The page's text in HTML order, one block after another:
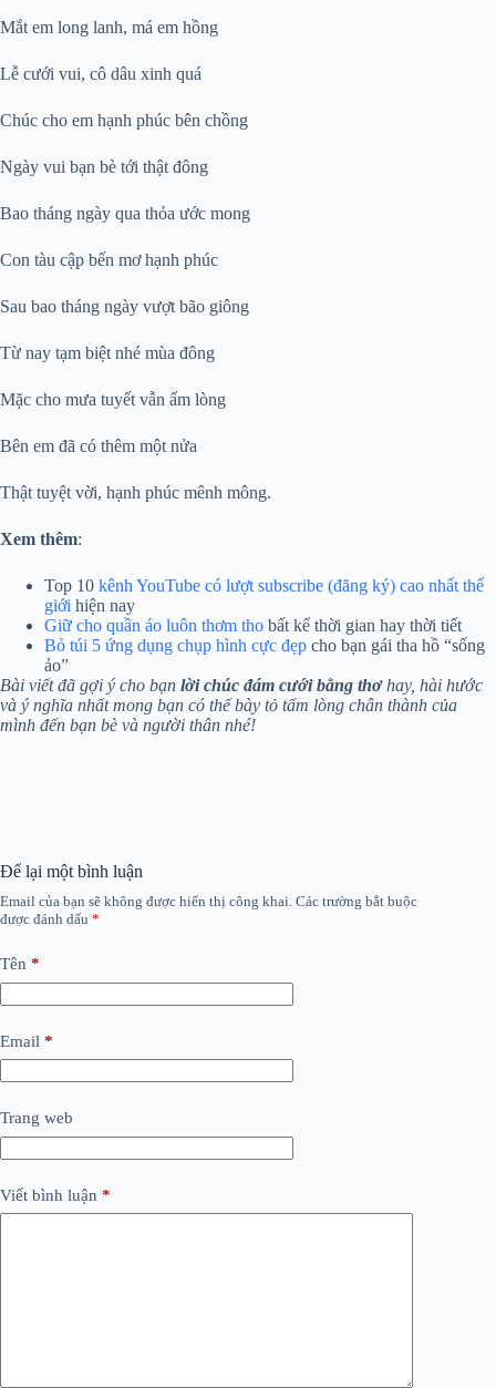
Mắt em long lanh, má em hồng
Lễ cưới vui, cô dâu xinh quá
Chúc cho em hạnh phúc bên chồng
Ngày vui bạn bè tới thật đông
Bao tháng ngày qua thỏa ước mong
Con tàu cập bến mơ hạnh phúc
Sau bao tháng ngày vượt bão giông
Từ nay tạm biệt nhé mùa đông
Mặc cho mưa tuyết vẫn ấm lòng
Bên em đã có thêm một nửa
Thật tuyệt vời, hạnh phúc mênh mông.
Xem thêm:
Top 10 kênh YouTube có lượt subscribe (đăng ký) cao nhất thế
giới hiện nay
Giữ cho quần áo luôn thơm tho bất kể thời gian hay thời tiết
Bỏ túi 5 ứng dụng chụp hình cực đẹp cho bạn gái tha hồ “sống
ảo”
Bài viết đã gợi ý cho bạn lời chúc đám cưới bằng thơhay, hài hước
và ý nghĩa nhất mong bạn có thể bày tỏ tấm lòng chân thành của
mình đến bạn bè và người thân nhé!
Để lại một bình luận
Email của bạn sẽ không được hiển thị công khai. Các trường bắt buộc
được đánh dấu *
Tên *
Email *
Trang web
Viết bình luận *